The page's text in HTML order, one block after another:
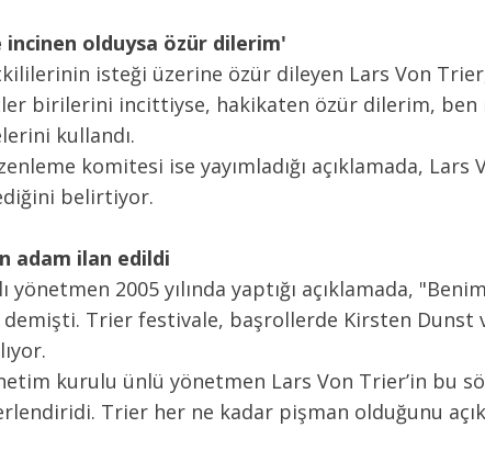
incinen olduysa özür dilerim'
isteği üzerine özür dileyen Lars Von
birilerini incittiyse, hakikaten özür dilerim, ben
kullandı.
komitesi ise yayımladığı açıklamada,
belirtiyor.
adam ilan edildi
yönetmen 2005 yılında yaptığı açıklamada,
demişti. Trier festivale, başrollerde Kirsten Dunst
kurulu ünlü yönetmen Lars Von Trier’in bu
Trier her ne kadar pişman olduğunu